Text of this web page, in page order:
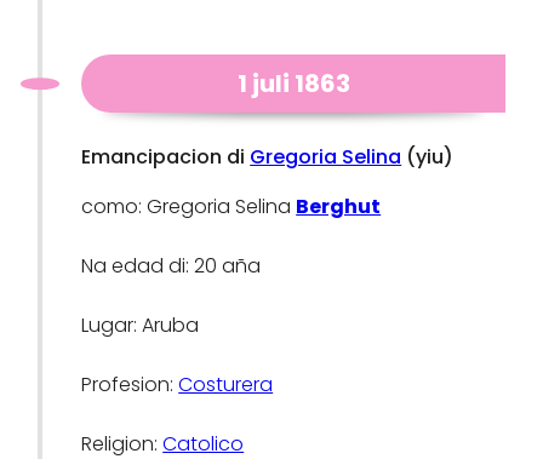
1 juli 1863
Emancipacion di Gregoria Selina (yiu)
como: Gregoria Selina Berghut
Na edad di: 20 aña
Lugar: Aruba
Profesion:Costurera
Religion:Catolico